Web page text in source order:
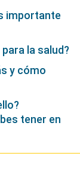
importante
la salud?
y cómo
tener en